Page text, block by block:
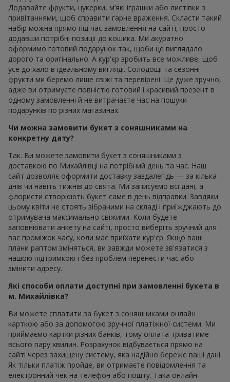
Додавайте фрукти, цукерки, м’які іграшки або листівки з
привітаннями, щоб справити гарне враження. Скласти такий
набір можна прямо під час замовлення на сайті, просто
додавши потрібні позиції до кошика. Ми акуратно
оформимо готовий подарунок так, щоби це виглядало
дорого та оригінально. А кур'єр зробить все можливе, щоб
усе доїхало в ідеальному вигляді. Солодощі та сезонні
фрукти ми беремо лише свіжі та перевірені. Це дуже зручно,
адже ви отримуєте повністю готовий і красивий презент в
одному замовленні й не витрачаєте час на пошуки
подарунків по різних магазинах.
Чи можна замовити букет з соняшниками на
конкретну дату?
Так. Ви можете замовити букет з соняшниками з
доставкою по Михайлівці на потрібний день та час. Наш
сайт дозволяє оформити доставку заздалегідь — за кілька
днів чи навіть тижнів до свята. Ми записуємо всі дані, а
флористи створюють букет саме в день відправки. Завдяки
цьому квіти не стоять зібраними на складі і приїжджають до
отримувача максимально свіжими. Коли будете
заповнювати анкету на сайті, просто виберіть зручний для
вас проміжок часу, коли має приїхати кур'єр. Якщо ваші
плани раптом зміняться, ви завжди можете зв'язатися з
нашою підтримкою і без проблем перенести час або
змінити адресу.
Які способи оплати доступні при замовленні букета в
м. Михайлівка?
Ви можете сплатити за букет з соняшниками онлайн
карткою або за допомогою зручної платіжної системи. Ми
приймаємо картки різних банків, тому оплата триватиме
всього пару хвилин. Розрахунок відбувається прямо на
сайті через захищену систему, яка надійно береже ваші дані.
Як тільки платіж пройде, ви отримаєте повідомлення та
електронний чек на телефон або пошту. Така онлайн-